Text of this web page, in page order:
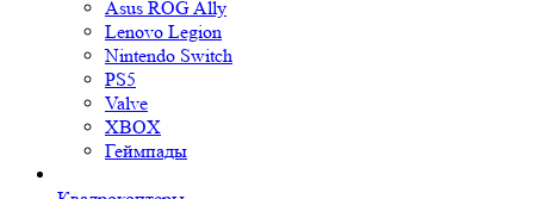
Asus ROG Ally
Lenovo Legion
Nintendo Switch
PS5
Valve
XBOX
Геймпады